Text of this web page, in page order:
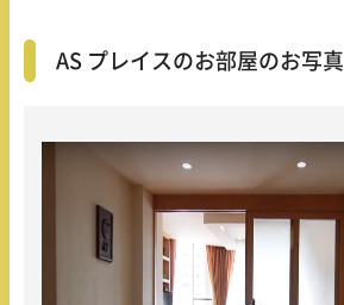
AS プレイスのお部屋のお写真